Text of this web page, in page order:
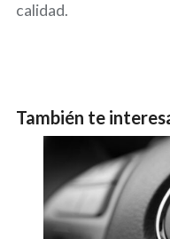
calidad.
También te